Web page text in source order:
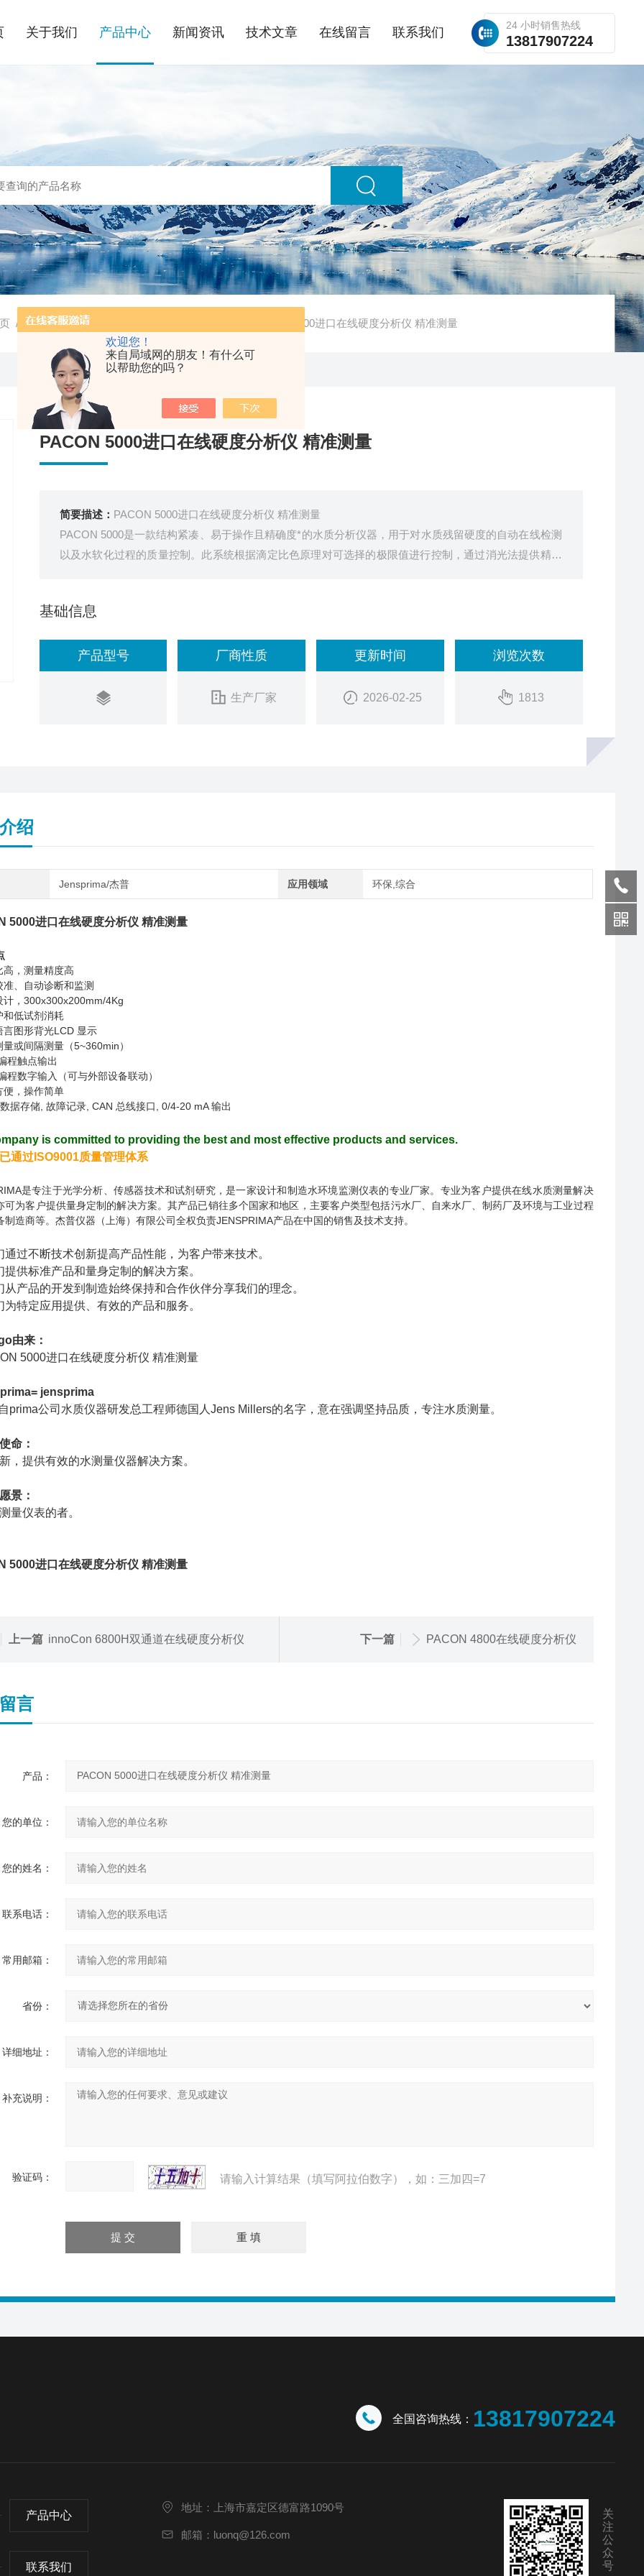
欢迎您！
来自局域网的朋友！有什么可
以帮助您的吗？
24 小时销售热线
13817907224
关于我们 产品中心 新闻资讯 技术文章 在线留言 联系我们
/ 产品中心/水质硬度测量 / PACON 5000进口在线硬度分析仪 精准测量
PACON 5000进口在线硬度分析仪 精准测量
简要描述： PACON 5000进口在线硬度分析仪 精准测量
PACON 5000是一款结构紧凑、易于操作且精确度*的水质分析仪器，用于对水质残留硬度的自动在线检测
以及水软化过程的质量控制。此系统根据滴定比色原理对可选择的极限值进行控制，通过消光法提供精确
基础信息
产品型号 厂商性质
生产厂家
更新时间
2026-02-25
浏览次数
1813
绍
Jensprima/杰普 应用领域 环保,综合
5000进口在线硬度分析仪 精准测量
高，测量精度高
准、自动诊断和监测
计，300x300x200mm/4Kg
和低试剂消耗
言图形背光LCD 显示
或间隔测量（5~360min）
程触点输出
程数字输入（可与外部设备联动）
便，操作简单
据存储, 故障记录, CAN 总线接口, 0/4-20 mA 输出
is committed to providing the best and most effective products and services.
通过ISO9001质量管理体系
是专注于光学分析、传感器技术和试剂研究，是一家设计和制造水环境监测仪表的专业厂家。专业为客户提供在线水质测量解决
可为客户提供量身定制 的解决方案。其产品已销往多个国家和地区，主要客户类型包括污水厂、自来水厂、制药厂及环境与工业过程
制造商等。杰普仪器（上海）有限公司全权负责JENSPRIMA产品在中国的销售及技术支持。
过不断技术创新提高产品性能，为客户带来技术。
供标准产品和量身定制的解决方案。
产品的开发到制造始终保持和合作伙伴分享我们的理念。
特定应用提供、有效的产品和服务。
由来：
jensprima
prima公司水质仪器研发总工程师德国人Jens Millers的名字，意在强调坚持品质，专注水质测量。
命：
，提供有效的水测量仪器解决方案。
景：
量仪表的者。
5000进口在线硬度分析仪 精准测量
上一篇 innoCon 6800H双通道在线硬度分析仪 下一篇 PACON 4800在线硬度分析仪
言
产品：
您的单位：
您的姓名：
联系电话：
常用邮箱：
省份：
详细地址：
补充说明：
验证码： 请输入计算结果（填写阿拉伯数字），如：三加四=7
全国咨询热线： 13817907224
产品中心
联系我们
地址：上海市嘉定区德富路1090号
邮箱：luonq@126.com
关
注
公
众
号